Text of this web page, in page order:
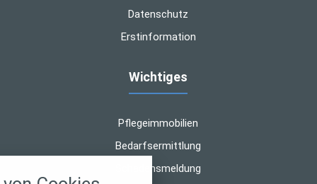
Datenschutz
Erstinformation
Wichtiges
Pflegeimmobilien
Bedarfsermittlung
Schadensmeldung